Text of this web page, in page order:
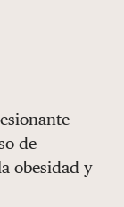
de
obesidad y